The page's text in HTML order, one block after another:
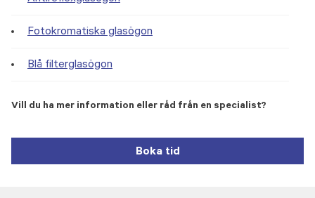
Fotokromatiska glasögon
Blå filterglasögon
Vill du ha mer information eller råd från en specialist?
Boka tid